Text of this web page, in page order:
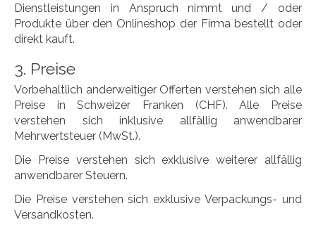
Dienstleistungen in Anspruch nimmt und / oder
Produkte über den Onlineshop der Firma bestellt oder
direkt kauft.
3. Preise
Vorbehaltlich anderweitiger Offerten verstehen sich alle
Preise in Schweizer Franken (CHF). Alle Preise
verstehen sich inklusive allfällig anwendbarer
Mehrwertsteuer (MwSt.).
Die Preise verstehen sich exklusive weiterer allfällig
anwendbarer Steuern.
Die Preise verstehen sich exklusive Verpackungs- und
Versandkosten.